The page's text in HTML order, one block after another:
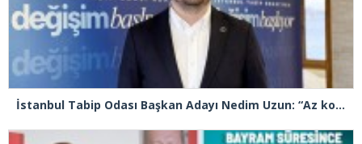
İstanbul Tabip Odası Başkan Adayı Nedim Uzun: “Az konuşacağız çok icraat yapacağız”